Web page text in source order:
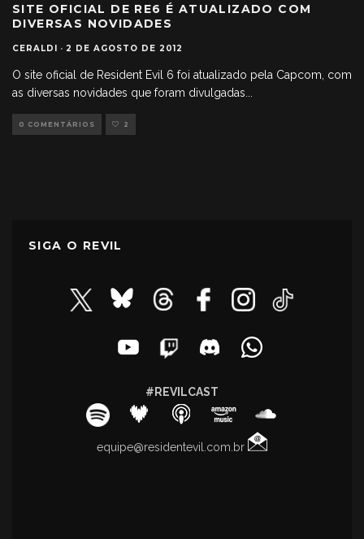
SITE OFICIAL DE RE6 É ATUALIZADO COM
DIVERSAS NOVIDADES
CERALDI · 2 DE AGOSTO DE 2012
O site oficial de Resident Evil 6 foi atualizado pela Capcom, com
as diversas novidades que foram divulgadas
0 COMENTÁRIOS 2
SIGA O REVIL
#REVILCAST
equipe@residentevil.com.br